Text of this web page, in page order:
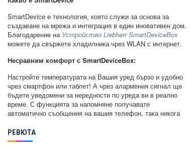
SmartDevice е технология, която служи за основа за
създаване на мрежа и интеграция в един иновативен дом.
Благодарение наУстройство Liebherr SmartDeviceBox
можете да свържете хладилника чрез WLAN с интернет.
Несравним комфорт с SmartDeviceBox:
Настройте температурата на Вашия уред бързо и удобно
чрез смартфон или таблет! А чрез алармения сигнал ще
бъдете уведомени за нередности по уреда ви в реално
време. С функцията за напомняне получавате
автоматично съобщения на вашия телефон, така никога
РЕВЮТА